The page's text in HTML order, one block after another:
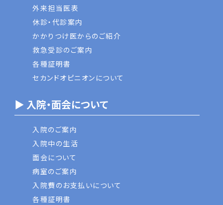
外来担当医表
休診・代診案内
かかりつけ医からのご紹介
救急受診のご案内
各種証明書
セカンドオピニオンについて
▶ 入院・面会について
入院のご案内
入院中の生活
面会について
病室のご案内
入院費のお支払いについて
各種証明書